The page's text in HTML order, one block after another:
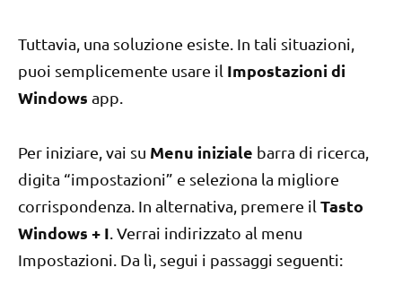
Tuttavia, una soluzione esiste. In tali situazioni,
puoi semplicemente usare il Impostazioni di
Windows app.
Per iniziare, vai su Menu iniziale barra di ricerca,
digita “impostazioni” e seleziona la migliore
corrispondenza. In alternativa, premere il Tasto
Windows + I . Verrai indirizzato al menu
Impostazioni. Da lì, segui i passaggi seguenti: